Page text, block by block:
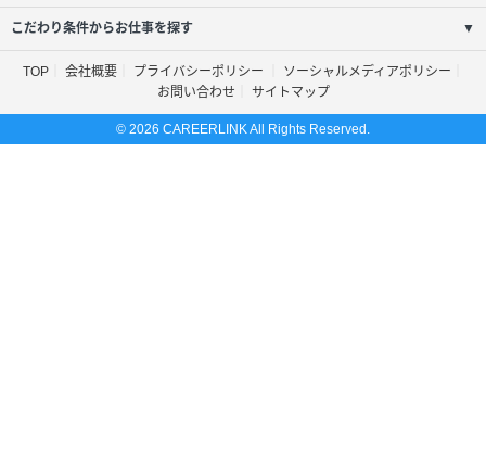
こだわり条件からお仕事を探す ▼
TOP 会社概要 プライバシーポリシー
ソーシャルメディアポリシー
お問い合わせ
サイトマップ
© 2026 CAREERLINK All Rights Reserved.